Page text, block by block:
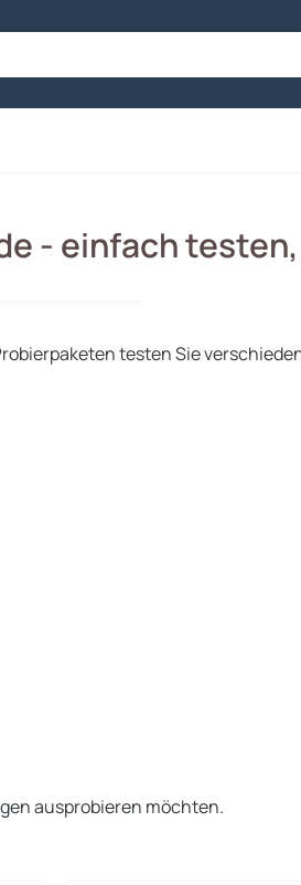
- einfach
testen Sie
ausprobieren möchten.